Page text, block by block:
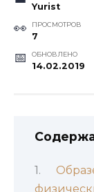
Yurist
ПРОСМОТРОВ
7
ОБНОВЛЕНО
14.02.2019